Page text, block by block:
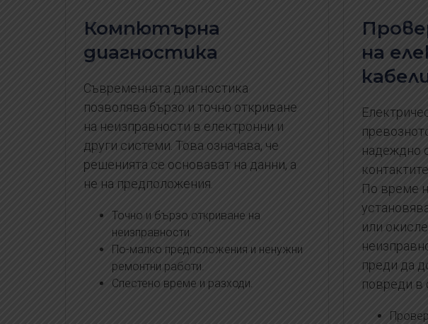
Компютърна
диагностика
Съвременната диагностика
позволява бързо и точно откриване
на неизправности в електронни и
други системи. Това означава, че
решенията се основават на данни, а
не на предположения.
Точно и бързо откриване на
неизправности.
По-малко предположения и ненужни
ремонтни работи.
Спестено време и разходи.
на
надеждно
По време
или
преди да
повреди в